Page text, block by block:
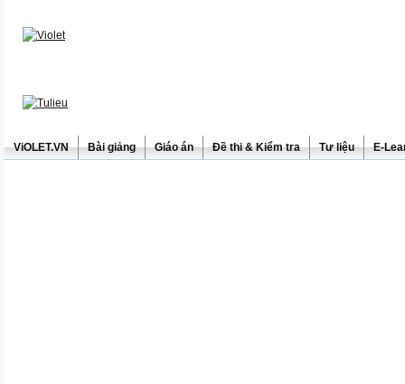
ViOLET.VN Bài giảng Giáo án Đề thi & Kiểm tra Tư liệu E-